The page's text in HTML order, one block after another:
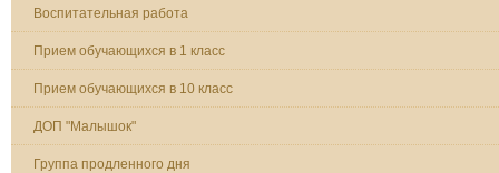
Воспитательная работа
Прием обучающихся в 1 класс
Прием обучающихся в 10 класс
ДОП "Малышок"
Группа продленного дня